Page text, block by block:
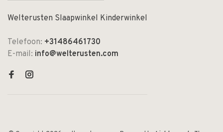
Welterusten Slaapwinkel Kinderwinkel
Telefoon: +31486461730
E-mail: info@welterusten.com